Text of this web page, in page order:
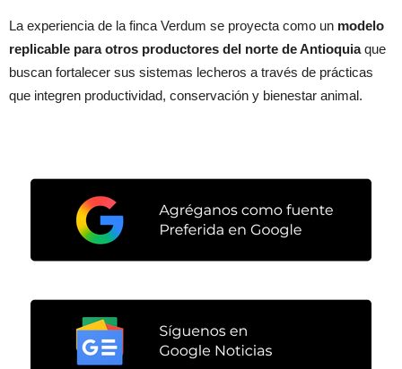
La experiencia de la finca Verdum se proyecta como un modelo
replicable para otros productores del norte de Antioquiaque
buscan fortalecer sus sistemas lecheros a través de prácticas
que integren productividad, conservación y bienestar animal.